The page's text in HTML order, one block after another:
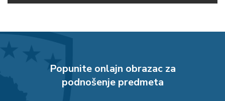
Popunite onlajn obrazac za
podnošenje predmeta